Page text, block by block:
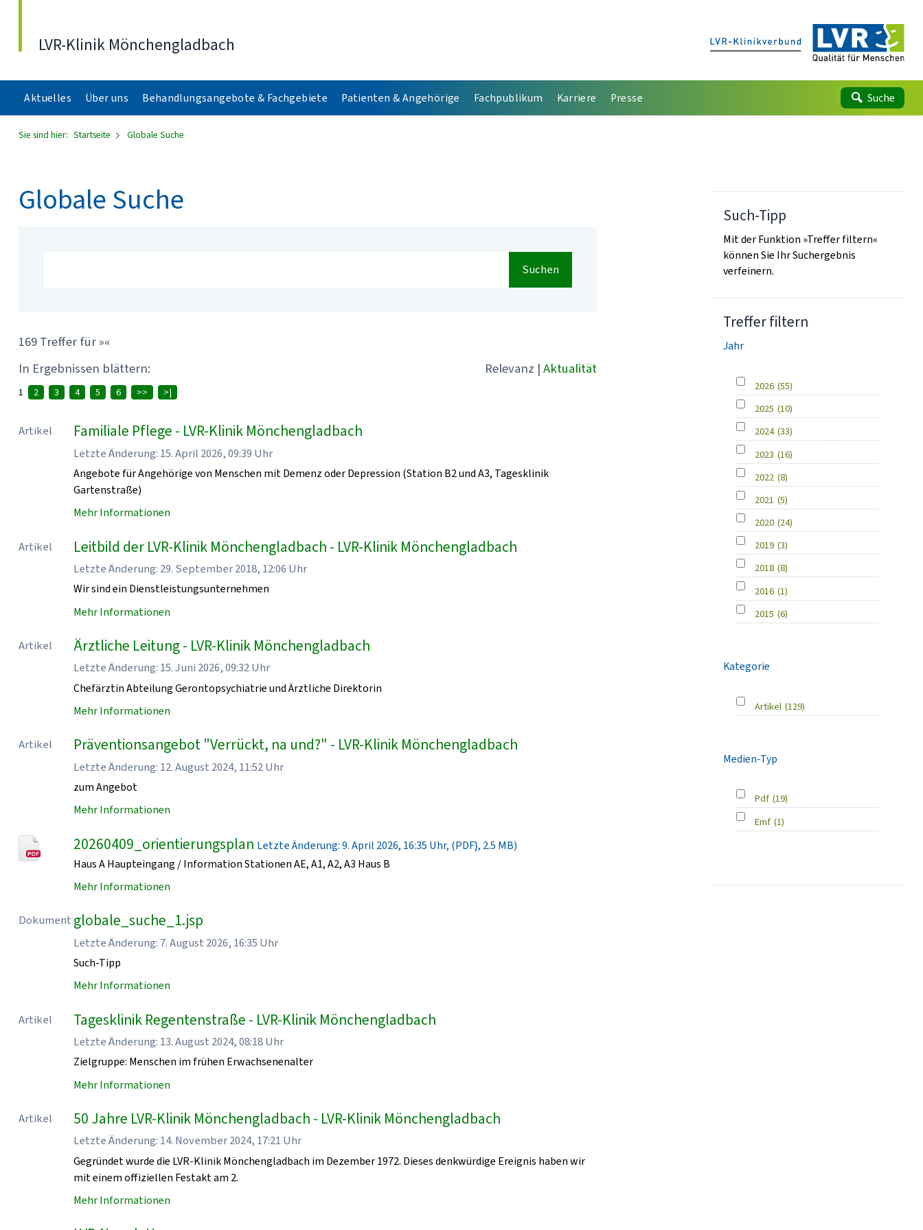
LVR-Klinik Mönchengladbach
Aktuelles Über uns Behandlungsangebote & Fachgebiete Patienten & Angehörige Fachpublikum Karriere Presse Suche
Sie sind hier: Startseite Globale Suche
Globale Suche
Suchen
169 Treffer für »«
In Ergebnissen blättern:
Relevanz | Aktualität
1 2 3 4 5 6 >> >|
Artikel Familiale Pflege - LVR-Klinik Mönchengladbach
Letzte Änderung: 15. April 2026, 09:39 Uhr
Angebote für Angehörige von Menschen mit Demenz oder Depression (Station B2 und A3, Tagesklinik
Gartenstraße)
Mehr Informationen
Artikel Leitbild der LVR-Klinik Mönchengladbach - LVR-Klinik Mönchengladbach
Letzte Änderung: 29. September 2018, 12:06 Uhr
Wir sind ein Dienstleistungsunternehmen
Mehr Informationen
Artikel Ärztliche Leitung - LVR-Klinik Mönchengladbach
Letzte Änderung: 15. Juni 2026, 09:32 Uhr
Chefärztin Abteilung Gerontopsychiatrie und Ärztliche Direktorin
Mehr Informationen
Artikel Präventionsangebot "Verrückt, na und?" - LVR-Klinik Mönchengladbach
Letzte Änderung: 12. August 2024, 11:52 Uhr
zum Angebot
Mehr Informationen
20260409_orientierungsplan Letzte Änderung: 9. April 2026, 16:35 Uhr, (PDF}, 2.5 MB)
Haus A Haupteingang / Information Stationen AE, A1, A2, A3 Haus B
Mehr Informationen
Dokument globale_suche_1.jsp
Letzte Änderung: 7. August 2026, 16:35 Uhr
Such-Tipp
Mehr Informationen
Artikel Tagesklinik Regentenstraße - LVR-Klinik Mönchengladbach
Letzte Änderung: 13. August 2024, 08:18 Uhr
Zielgruppe: Menschen im frühen Erwachsenenalter
Mehr Informationen
Artikel 50 Jahre LVR-Klinik Mönchengladbach - LVR-Klinik Mönchengladbach
Letzte Änderung: 14. November 2024, 17:21 Uhr
Gegründet wurde die LVR-Klinik Mönchengladbach im Dezember 1972. Dieses denkwürdige Ereignis haben wir
mit einem offiziellen Festakt am 2.
Mehr Informationen
Such-Tipp
Mit der Funktion »Treffer filtern«
können Sie Ihr Suchergebnis
verfeinern.
Treffer filtern
Jahr
2026 (55)
2025 (10)
2024 (33)
2023 (16)
2022 (8)
2021 (5)
2020 (24)
2019 (3)
2018 (8)
2016 (1)
2015 (6)
Kategorie
Artikel (129)
Medien-Typ
Pdf (19)
Emf (1)